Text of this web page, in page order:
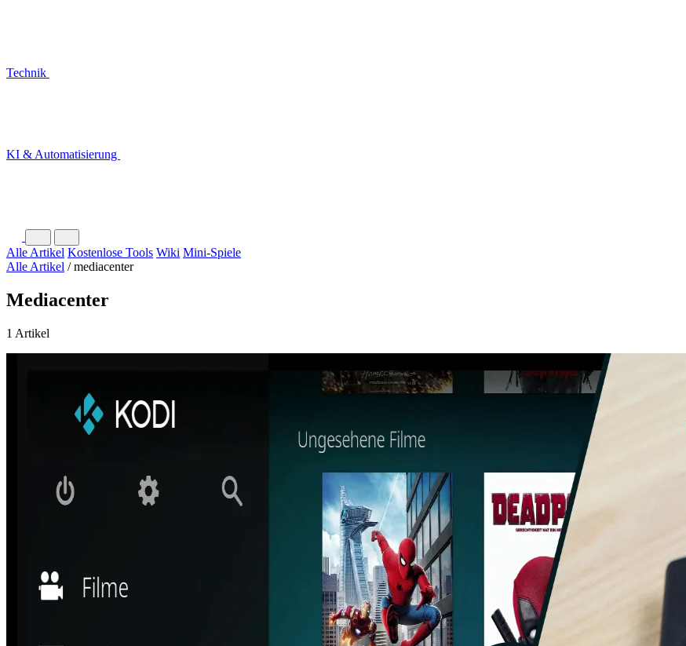
Technik
KI & Automatisierung
Alle Artikel Kostenlose Tools Wiki Mini-Spiele
Alle Artikel / mediacenter
Mediacenter
1 Artikel